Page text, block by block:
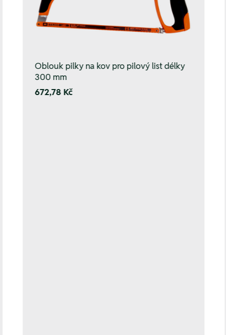
Oblouk pilky na kov pro pilový list délky
300 mm
672,78 Kč